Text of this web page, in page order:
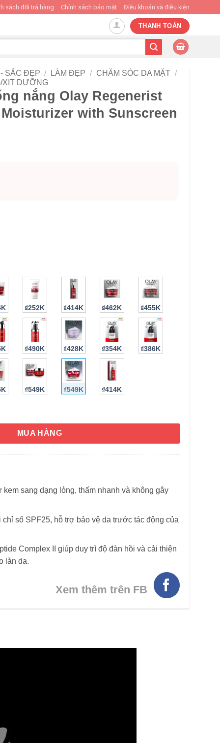
sách đổi trả hàng Chính sách bảo mật Điều khoản và điều kiện
THANH TOÁN
SẮC ĐẸP / LÀM ĐẸP / CHĂM SÓC DA MẶT /
XỊT DƯỠNG
nắng Olay Regenerist
with Sunscreen
₫252K ₫414K ₫462K ₫455K
₫490K ₫428K ₫354K ₫386K
₫549K ₫549K ₫414K
Whip Hydrating Moisturizer with Sunscreen SPF25
MUA HÀNG
kem sang dạng lỏng, thấm nhanh và không gây
số SPF25, hỗ trợ bảo vệ da trước tác động của
Complex II giúp duy trì độ đàn hồi và cải thiện
làn da.
Xem thêm trên FB